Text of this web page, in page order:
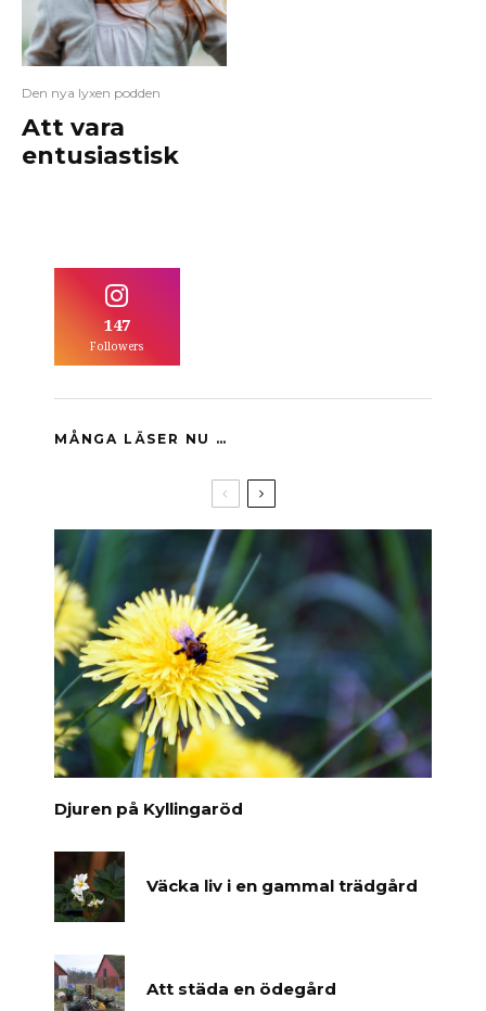
Den nya lyxen podden
Att vara
entusiastisk
147
Followers
MÅNGA LÄSER NU …
Djuren på Kyllingaröd
Väcka liv i en gammal trädgård
Att städa en ödegård